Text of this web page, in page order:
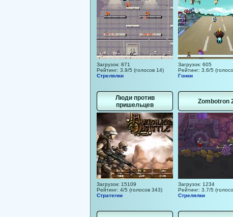
Загрузок: 871
Рейтинг: 3.9/5 (голосов 14)
Стрелялки
Загрузок: 605
Рейтинг: 3.6/5
Гонки
Люди против
пришельцев
Загрузок: 15109
Рейтинг: 4/5 (голосов 343)
Стратегии
Zombotron
Загрузок: 1234
Рейтинг: 3.7/5
Стрелялки